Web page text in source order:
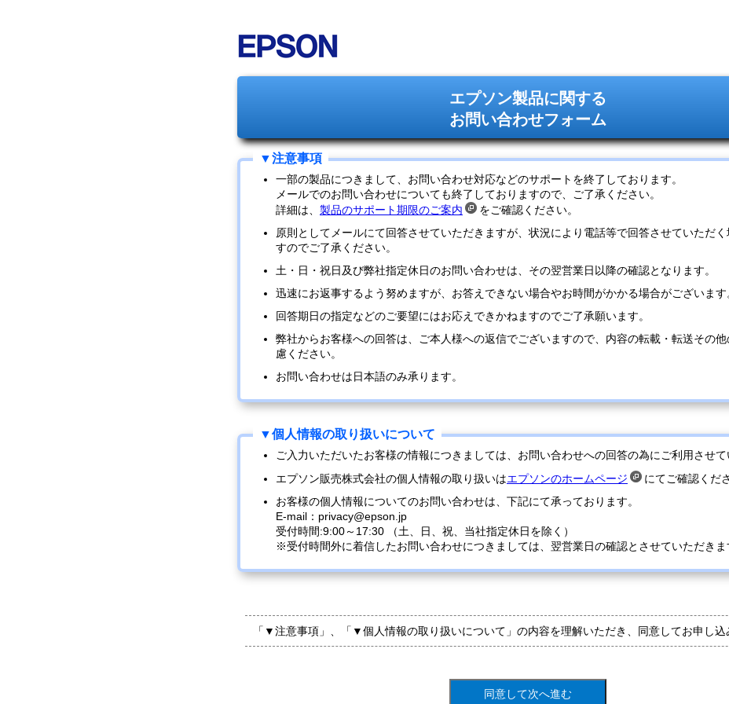
エプソン製品に関する
お問い合わせフォーム
一部の製品につきまして、お問い合わせ対応などのサポートを終了しております。
メールでのお問い合わせについても終了しておりますので、ご了承ください。
詳細は、 製品のサポート期限のご案内
をご確認ください。
原則としてメールにて回答させていただきますが、状況により電話等で回答させていただく
すのでご了承ください。
土・日・祝日及び弊社指定休日のお問い合わせは、その翌営業日以降の確認となります。
迅速にお返事するよう努めますが、お答えできない場合やお時間がかかる場合がございます
回答期日の指定などのご要望にはお応えできかねますのでご了承願います。
弊社からお客様への回答は、ご本人様への返信でございますので、内容の転載・転送その
慮ください。
お問い合わせは日本語のみ承ります。
ご入力いただいたお客様の情報につきましては、お問い合わせへの回答の為にご利用させて
エプソン販売株式会社の個人情報の取り扱いはエプソンのホームページ
にてご確認くだ
お客様の個人情報についてのお問い合わせは、下記にて承っております。
E-mail：privacy@epson.jp
受付時間:9:00～17:30 （土、日、祝、当社指定休日を除く）
※受付時間外に着信したお問い合わせにつきましては、翌営業日の確認とさせていただきま
「▼注意事項」、「▼個人情報の取り扱いについて」の内容を理解いただき、同意してお申し込